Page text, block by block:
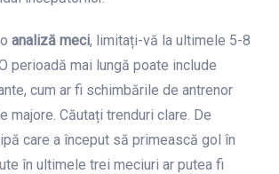
analiză meci, limitați-vă la ultimele 5-8
perioadă mai lungă poate include
cum ar fi schimbările de antrenor
majore. Căutați trenduri clare. De
care a început să primească gol în
în ultimele trei meciuri ar putea fi